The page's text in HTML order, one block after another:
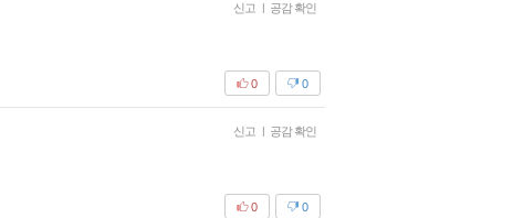
신고 | 공감 확인
0
0
신고 | 공감 확인
0
0